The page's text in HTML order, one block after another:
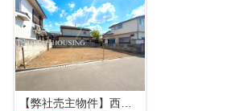
【弊社売主物件】西東京市南町2丁目 建築条件付き売地 全2区画